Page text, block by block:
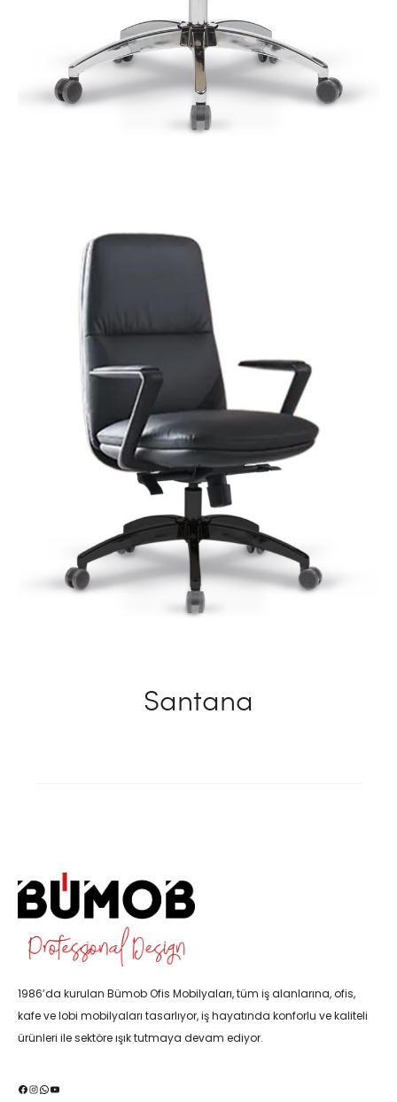
Santana
1986’da kurulan Bümob Ofis Mobilyaları, tüm iş alanlarına, ofis,
kafe ve lobi mobilyaları tasarlıyor, iş hayatında konforlu ve kaliteli
ürünleri ile sektöre ışık tutmaya devam ediyor.
Facebook
Instagram
WhatsApp
YouTube